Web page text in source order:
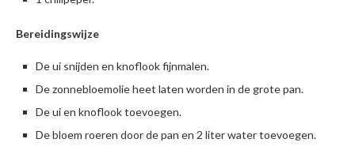
Bereidingswijze
De ui snijden en knoflook fijnmalen.
De zonnebloemolie heet laten worden in de grote pan.
De ui en knoflook toevoegen.
De bloem roeren door de pan en 2 liter water toevoegen.